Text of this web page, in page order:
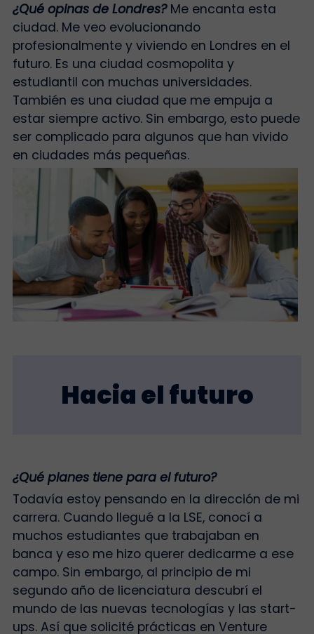
¿Qué opinas de Londres? Me encanta esta
ciudad. Me veo evolucionando
profesionalmente y viviendo en Londres en el
futuro. Es una ciudad cosmopolita y
estudiantil con muchas universidades.
También es una ciudad que me empuja a
estar siempre activo. Sin embargo, esto puede
ser complicado para algunos que han vivido
en ciudades más pequeñas.
Hacia el futuro
¿Qué planes tiene para el futuro?
Todavía estoy pensando en la dirección de mi
carrera. Cuando llegué a la LSE, conocí a
muchos estudiantes que trabajaban en
banca y eso me hizo querer dedicarme a ese
campo. Sin embargo, al principio de mi
segundo año de licenciatura descubrí el
mundo de las nuevas tecnologías y las start-
ups. Así que solicité prácticas en Venture